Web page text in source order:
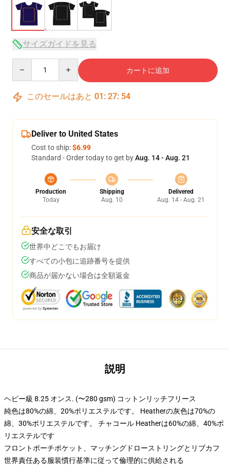
サイズガイドを見る
カートに追加
このセールはあと 01 : 27: 54
Deliver to United States
Cost to ship:$6.99
Standard - Order today to get byAug. 14 - Aug. 21
Production
Today
Shipping
Aug. 10
Delivered
Aug. 14 - Aug. 21
安全な取引
世界中どこでもお届け
すべての小包に追跡番号を提供
商品が届かない場合は全額返金
説明
ヘビー級 8.25 オンス. (〜280 gsm) コットンリッチフリース
純色は80%の綿、20%ポリエステルです。 Heatherの灰色は70%の
綿、30%ポリエステルです。 チャコール Heatherは60%の綿、40%ポ
リエステルです
フロントポーチポケット、マッチングドローストリングとリブカフ
世界責任ある服装慣行基準に従って倫理的に供給される